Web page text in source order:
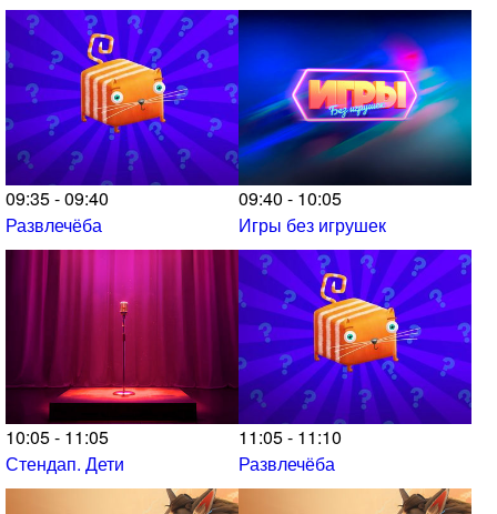
09:35 - 09:40
Развлечёба
09:40 - 10:05
Игры без игрушек
10:05 - 11:05
Стендап. Дети
11:05 - 11:10
Развлечёба